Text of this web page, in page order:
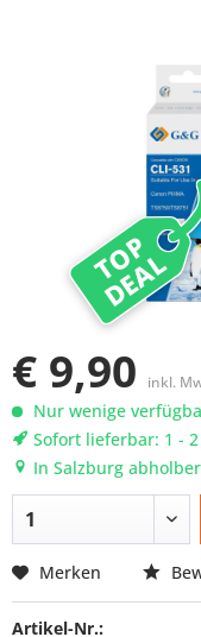
TOP
DEAL
€ 9,90 inkl.
Nur wenige
Sofort lieferbar: 1 -
In Salzburg
Merken
Artikel-Nr.: